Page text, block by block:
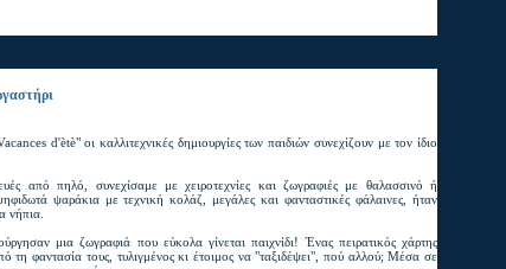
d'ètè" οι καλλιτεχνικές δημιουργίες των παιδιών συνεχίζουν με τον ίδιο
από πηλό, συνεχίσαμε με χειροτεχνίες και ζωγραφιές με θαλασσινό ή
ψαράκια με τεχνική κολάζ, μεγάλες και φανταστικές φάλαινες, ήταν
νήπια.
μια ζωγραφιά που εύκολα γίνεται παιχνίδι! Ένας πειρατικός χάρτης
τη φαντασία τους, τυλιγμένος κι έτοιμος να "ταξιδέψει", πού αλλού; Μέσα σε